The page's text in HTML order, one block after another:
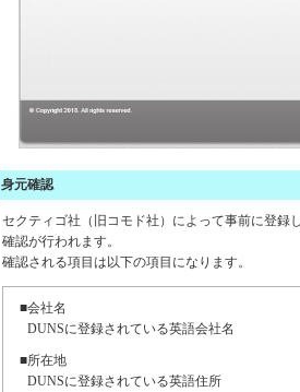
身元確認
セクティゴ社（旧コモド社）によって事前に登録
確認が行われます。
確認される項目は以下の項目になります。
■会社名
DUNSに登録されている英語会社名
■所在地
DUNSに登録されている英語住所